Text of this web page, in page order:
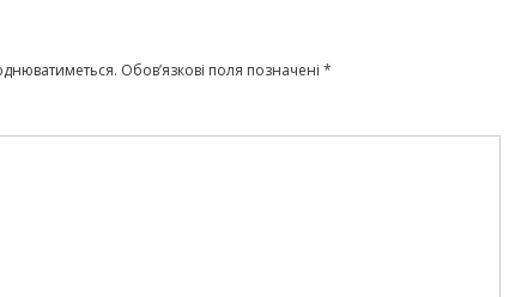
Обов’язкові поля позначені *